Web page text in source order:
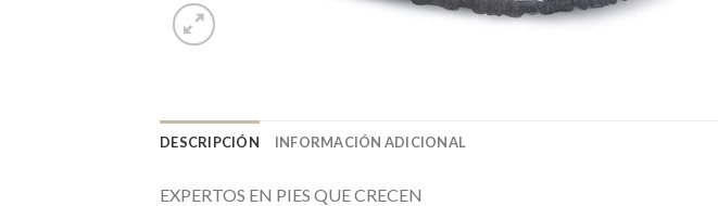
DESCRIPCIÓN INFORMACIÓN ADICIONAL
EXPERTOS EN PIES QUE CRECEN